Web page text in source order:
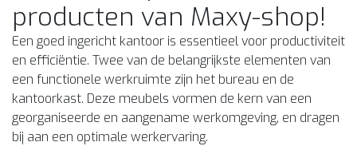
producten van Maxy-shop!
Een goed ingericht kantoor is essentieel voor productiviteit
en efficiëntie. Twee van de belangrijkste elementen van
een functionele werkruimte zijn het bureau en de
kantoorkast. Deze meubels vormen de kern van een
georganiseerde en aangename werkomgeving, en dragen
bij aan een optimale werkervaring.